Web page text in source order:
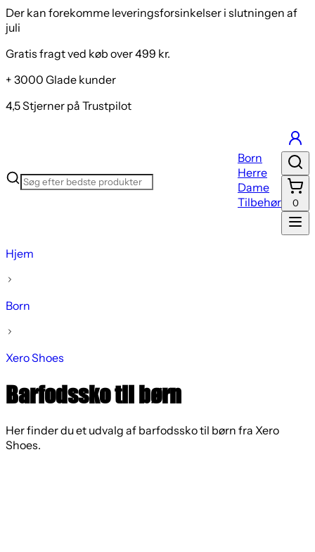
Der kan forekomme leveringsforsinkelser i slutningen af
juli
Gratis fragt ved køb over 499 kr.
+ 3000 Glade kunder
4,5 Stjerner på Trustpilot
Born
Herre
Dame
Tilbehør
0
Hjem
Born
Xero Shoes
Barfodssko til børn
Her finder du et udvalg af barfodssko til børn fra Xero
Shoes.